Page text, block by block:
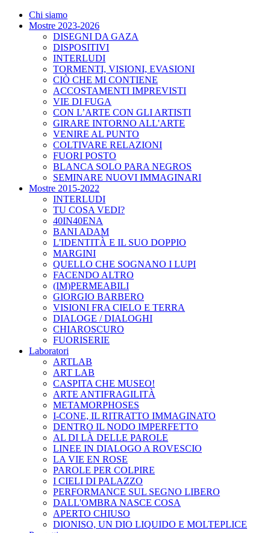
Chi siamo
Mostre 2023-2026
DISEGNI DA GAZA
DISPOSITIVI
INTERLUDI
TORMENTI, VISIONI, EVASIONI
CIÒ CHE MI CONTIENE
ACCOSTAMENTI IMPREVISTI
VIE DI FUGA
CON L’ARTE CON GLI ARTISTI
GIRARE INTORNO ALL'ARTE
VENIRE AL PUNTO
COLTIVARE RELAZIONI
FUORI POSTO
BLANCA SOLO PARA NEGROS
SEMINARE NUOVI IMMAGINARI
Mostre 2015-2022
INTERLUDI
TU COSA VEDI?
40IN40ENA
BANI ADAM
L'IDENTITÀ E IL SUO DOPPIO
MARGINI
QUELLO CHE SOGNANO I LUPI
FACENDO ALTRO
(IM)PERMEABILI
GIORGIO BARBERO
VISIONI FRA CIELO E TERRA
DIALOGE / DIALOGHI
CHIAROSCURO
FUORISERIE
Laboratori
ARTLAB
ART LAB
CASPITA CHE MUSEO!
ARTE ANTIFRAGILITÀ
METAMORPHOSES
I-CONE, IL RITRATTO IMMAGINATO
DENTRO IL NODO IMPERFETTO
AL DI LÀ DELLE PAROLE
LINEE IN DIALOGO A ROVESCIO
LA VIE EN ROSE
PAROLE PER COLPIRE
I CIELI DI PALAZZO
PERFORMANCE SUL SEGNO LIBERO
DALL'OMBRA NASCE COSA
APERTO CHIUSO
DIONISO, UN DIO LIQUIDO E MOLTEPLICE